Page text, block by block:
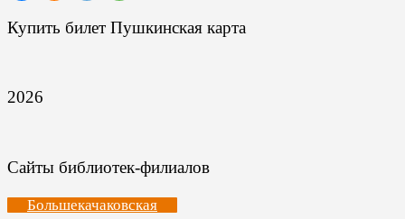
Купить билет Пушкинская карта
2026
Сайты библиотек-филиалов
Большекачаковская